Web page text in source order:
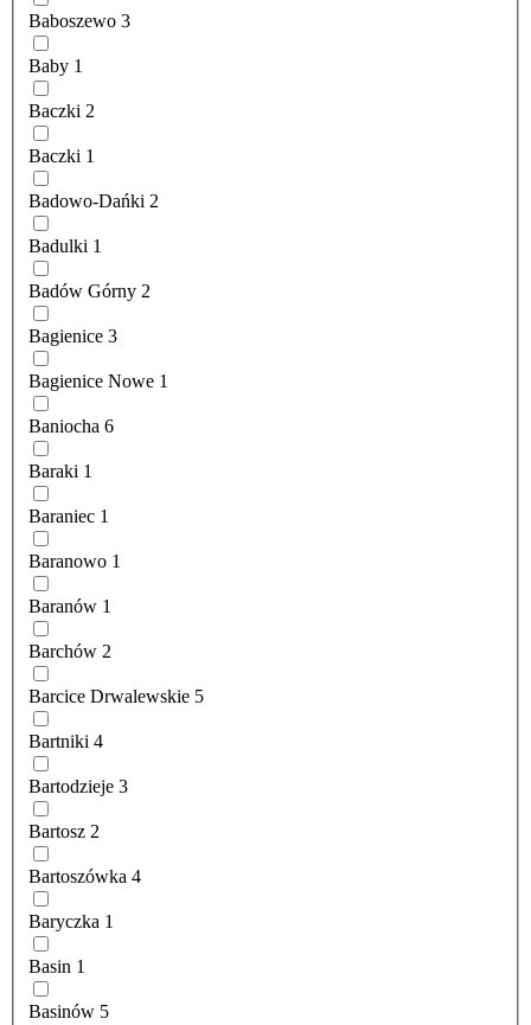
Baboszewo 3
Baby 1
Baczki 2
Baczki 1
Badowo-Dańki 2
Badulki 1
Badów Górny 2
Bagienice 3
Bagienice Nowe 1
Baniocha 6
Baraki 1
Baraniec 1
Baranowo 1
Baranów 1
Barchów 2
Barcice Drwalewskie 5
Bartniki 4
Bartodzieje 3
Bartosz 2
Bartoszówka 4
Baryczka 1
Basin 1
Basinów 5